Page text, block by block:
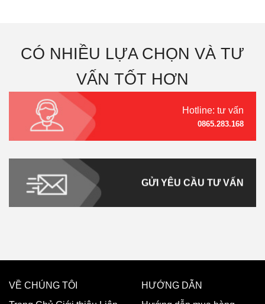
CÓ NHIỀU LỰA CHỌN VÀ TƯ
VẤN TỐT HƠN
Hotline: tư vấn
0865.283.168
GỬI YÊU CẦU TƯ VẤN
VỀ CHÚNG TÔI
HƯỚNG DẪN